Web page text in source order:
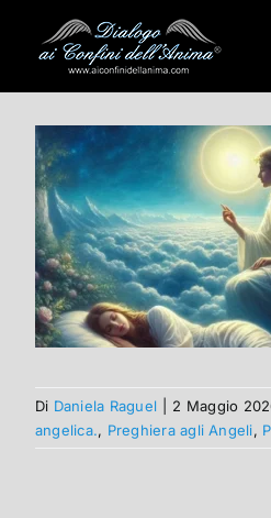
contenuto
Di Daniela Raguel 2 Maggio
angelica., Preghiera agli Angeli,